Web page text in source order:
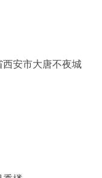
西安市大唐不夜城